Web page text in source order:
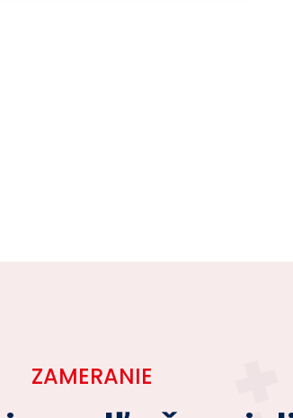
ZAMERANIE